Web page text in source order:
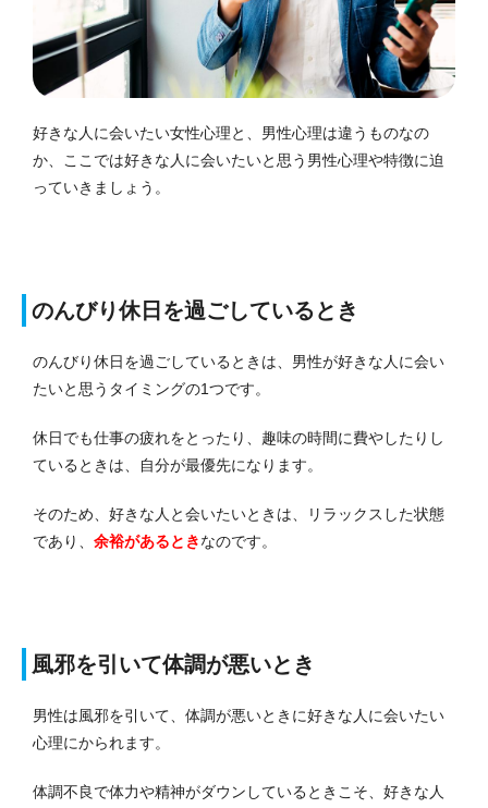
好きな人に会いたい女性心理と、男性心理は違うものなの
か、ここでは好きな人に会いたいと思う男性心理や特徴に迫
っていきましょう。
のんびり休日を過ごしているとき
のんびり休日を過ごしているときは、男性が好きな人に会い
たいと思うタイミングの1つです。
休日でも仕事の疲れをとったり、趣味の時間に費やしたりし
ているときは、自分が最優先になります。
そのため、好きな人と会いたいときは、リラックスした状態
であり、 余裕があるときなのです。
風邪を引いて体調が悪いとき
男性は風邪を引いて、体調が悪いときに好きな人に会いたい
心理にかられます。
体調不良で体力や精神がダウンしているときこそ、好きな人